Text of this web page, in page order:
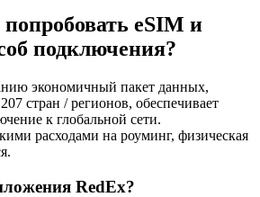
eSIM и
подключения?
экономичный пакет данных,
стран / регионов, обеспечивает
к глобальной сети.
расходами на роуминг, физическая
RedEx?